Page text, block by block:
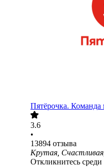
Пятёрочка. Команда
3.6
•
13894 отзыва
Крутая,
Откликнитесь